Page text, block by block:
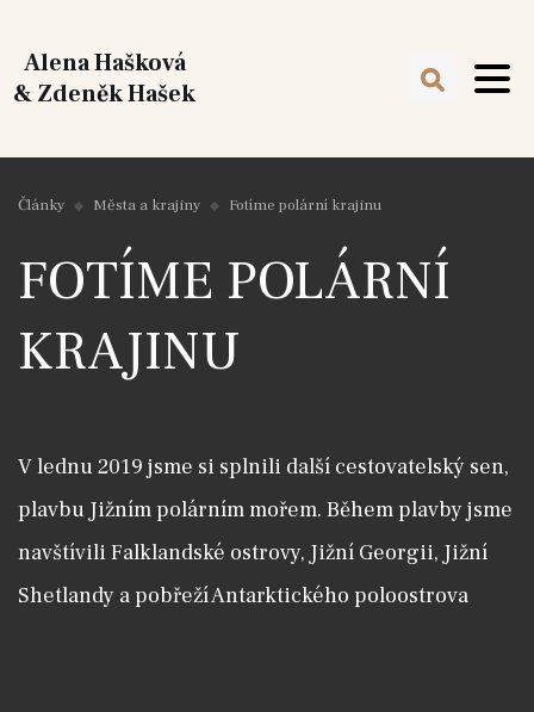
Alena Hašková
& Zdeněk Hašek
Články Města a krajiny Fotíme polární krajinu
FOTÍME POLÁRNÍ
KRAJINU
V lednu 2019 jsme si splnili další cestovatelský sen,
plavbu Jižním polárním mořem. Během plavby jsme
navštívili Falklandské ostrovy, Jižní Georgii, Jižní
Shetlandy a pobřeží Antarktického poloostrova